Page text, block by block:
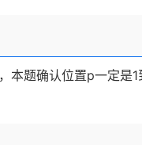
题确认位置p一定是1